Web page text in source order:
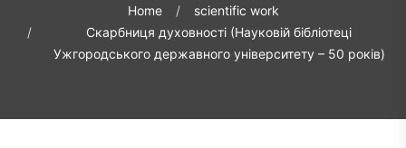
Home
scientific work
Скарбниця духовності (Науковій бібліотеці
Ужгородського державного університету – 50 років)